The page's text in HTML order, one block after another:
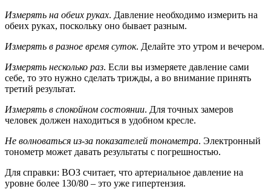
Измерять на обеих руках. Давление необходимо измерить на
обеих руках, поскольку оно бывает разным.
Измерять в разное время суток. Делайте это утром и вечером.
Измерять несколько раз. Если вы измеряете давление сами
себе, то это нужно сделать трижды, а во внимание принять
третий результат.
Измерять в спокойном состоянии. Для точных замеров
человек должен находиться в удобном кресле.
Не волноваться из-за показателей тонометра. Электронный
тонометр может давать результаты с погрешностью.
Для справки: ВОЗ считает, что артериальное давление на
уровне более 130/80 – это уже гипертензия.